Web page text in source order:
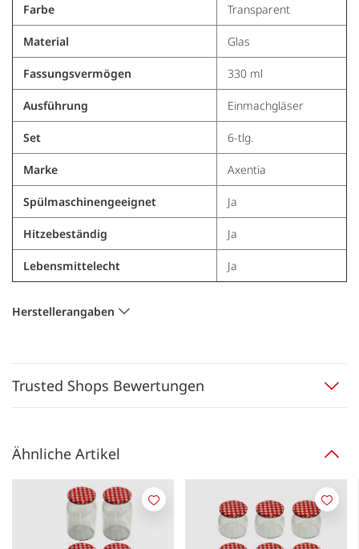
Farbe Transparent
Material Glas
Fassungsvermögen 330 ml
Ausführung Einmachgläser
Set 6-tlg.
Marke Axentia
Spülmaschinengeeignet Ja
Hitzebeständig Ja
Lebensmittelecht Ja
Herstellerangaben
Trusted Shops Bewertungen
Ähnliche Artikel
Merken